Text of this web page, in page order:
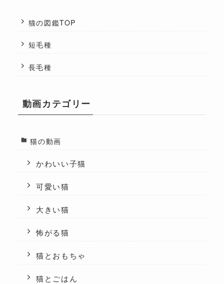
猫の図鑑TOP
短毛種
長毛種
動画カテゴリー
猫の動画
かわいい子猫
可愛い猫
大きい猫
怖がる猫
猫とおもちゃ
猫とごはん